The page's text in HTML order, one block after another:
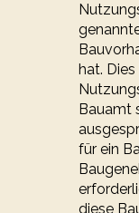
hat.
Bauamt
für ein
diese